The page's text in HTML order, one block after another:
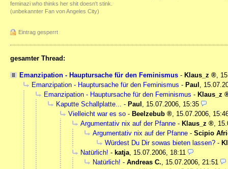
feminazi who thinks her shit doesn't stink.
(unbekannter Fan von Angeles City)
Eintrag gesperrt
gesamter Thread:
Emanzipation - Hauptursache für den Feminismus - Klaus_z
Emanzipation - Hauptursache für den Feminismus - Paul
Emanzipation - Hauptursache für den Feminismus - Klaus_z
Kaputte Schallplatte...
- Paul
15.07.2006, 15:35
Vielleicht war es so - Beelzebub
15.07.2006,
Argumentativ nix auf der Pfanne - Klaus_z
Argumentativ nix auf der Pfanne - Scipio
Würdest Du Dir sowas bieten lassen? -
Natürlich! - katja 15.07.2006, 18:11
Natürlich! - Andreas C.
15.07.2006, 21:51